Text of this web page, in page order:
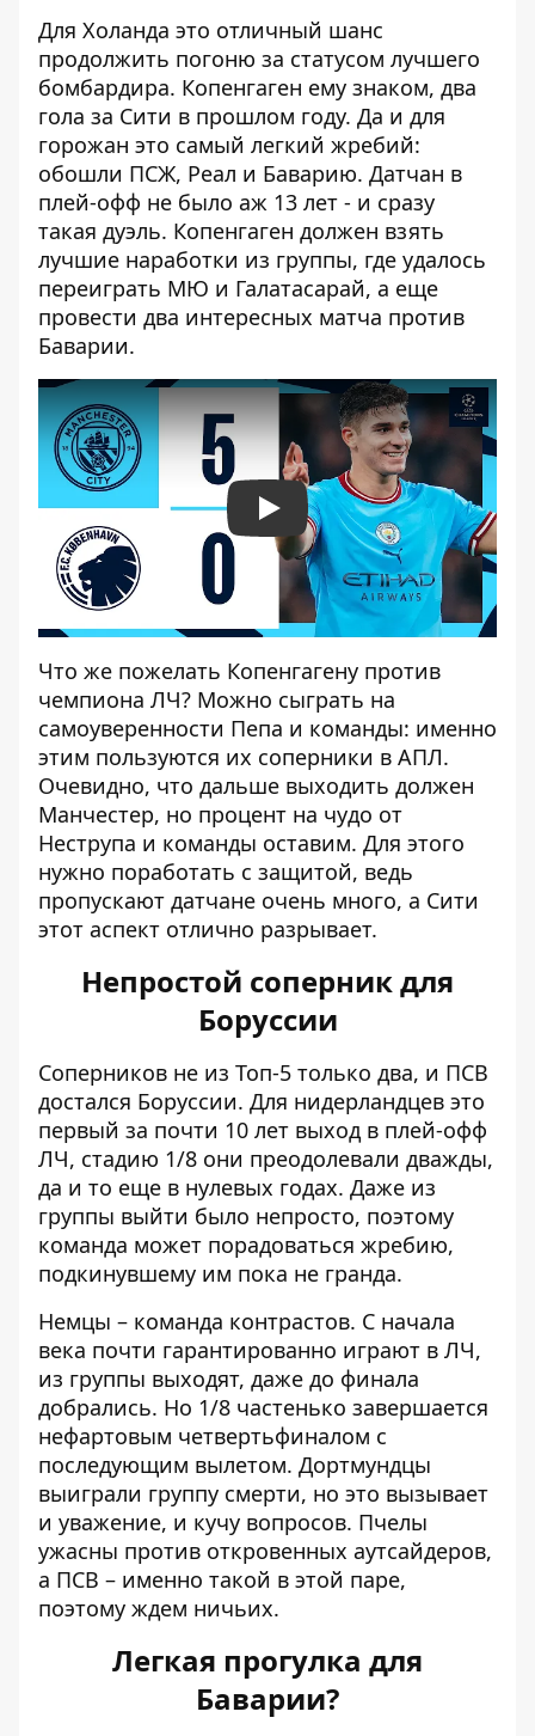
Для Холанда это отличный шанс
продолжить погоню за статусом лучшего
бомбардира. Копенгаген ему знаком, два
гола за Сити в прошлом году. Да и для
горожан это самый легкий жребий:
обошли ПСЖ, Реал и Баварию. Датчан в
плей-офф не было аж 13 лет - и сразу
такая дуэль. Копенгаген должен взять
лучшие наработки из группы, где удалось
переиграть МЮ и Галатасарай, а еще
провести два интересных матча против
Баварии.
Play
Что же пожелать Копенгагену против
чемпиона ЛЧ? Можно сыграть на
самоуверенности Пепа и команды: именно
этим пользуются их соперники в АПЛ.
Очевидно, что дальше выходить должен
Манчестер, но процент на чудо от
Неструпа и команды оставим. Для этого
нужно поработать с защитой, ведь
пропускают датчане очень много, а Сити
этот аспект отлично разрывает.
Непростой соперник для
Боруссии
Соперников не из Топ-5 только два, и ПСВ
достался Боруссии. Для нидерландцев это
первый за почти 10 лет выход в плей-офф
ЛЧ, стадию 1/8 они преодолевали дважды,
да и то еще в нулевых годах. Даже из
группы выйти было непросто, поэтому
команда может порадоваться жребию,
подкинувшему им пока не гранда.
Немцы – команда контрастов. С начала
века почти гарантированно играют в ЛЧ,
из группы выходят, даже до финала
добрались. Но 1/8 частенько завершается
нефартовым четвертьфиналом с
последующим вылетом. Дортмундцы
выиграли группу смерти, но это вызывает
и уважение, и кучу вопросов. Пчелы
ужасны против откровенных аутсайдеров,
а ПСВ – именно такой в ​​этой паре,
поэтому ждем ничьих.
Легкая прогулка для
Баварии?